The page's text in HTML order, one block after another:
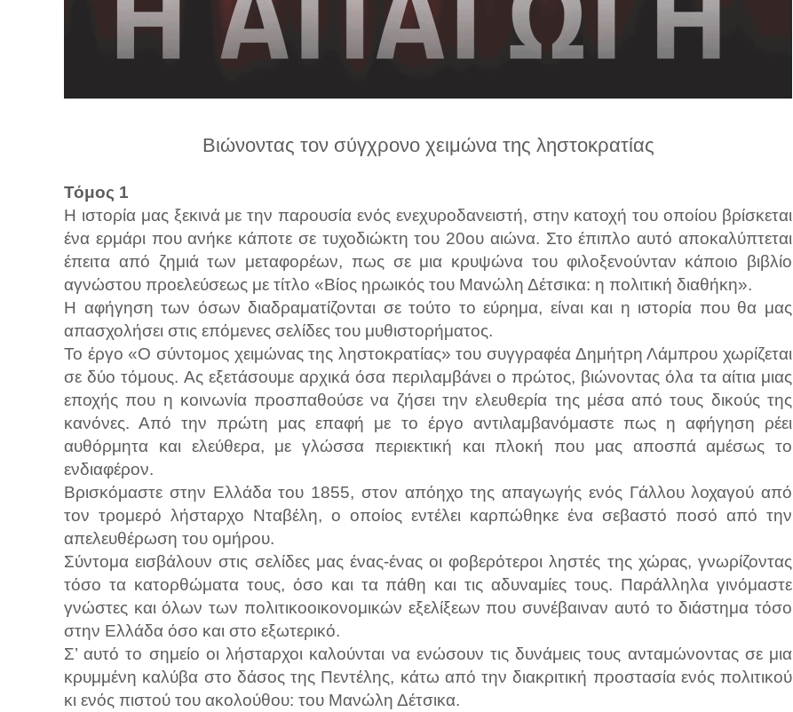
Βιώνοντας τον σύγχρονο χειμώνα της ληστοκρατίας
Τόμος 1
Η ιστορία μας ξεκινά με την παρουσία ενός ενεχυροδανειστή, στην κατοχή του οποίου βρίσκεται
ένα ερμάρι που ανήκε κάποτε σε τυχοδιώκτη του 20ου αιώνα. Στο έπιπλο αυτό αποκαλύπτεται
έπειτα από ζημιά των μεταφορέων, πως σε μια κρυψώνα του φιλοξενούνταν κάποιο βιβλίο
αγνώστου προελεύσεως με τίτλο «Βίος ηρωικός του Μανώλη Δέτσικα: η πολιτική διαθήκη».
Η αφήγηση των όσων διαδραματίζονται σε τούτο το εύρημα, είναι και η ιστορία που θα μας
απασχολήσει στις επόμενες σελίδες του μυθιστορήματος.
Το έργο «Ο σύντομος χειμώνας της ληστοκρατίας» του συγγραφέα Δημήτρη Λάμπρου χωρίζεται
σε δύο τόμους. Ας εξετάσουμε αρχικά όσα περιλαμβάνει ο πρώτος, βιώνοντας όλα τα αίτια μιας
εποχής που η κοινωνία προσπαθούσε να ζήσει την ελευθερία της μέσα από τους δικούς της
κανόνες. Από την πρώτη μας επαφή με το έργο αντιλαμβανόμαστε πως η αφήγηση ρέει
αυθόρμητα και ελεύθερα, με γλώσσα περιεκτική και πλοκή που μας αποσπά αμέσως το
ενδιαφέρον.
Βρισκόμαστε στην Ελλάδα του 1855, στον απόηχο της απαγωγής ενός Γάλλου λοχαγού από
τον τρομερό λήσταρχο Νταβέλη, ο οποίος εντέλει καρπώθηκε ένα σεβαστό ποσό από την
απελευθέρωση του ομήρου.
Σύντομα εισβάλουν στις σελίδες μας ένας-ένας οι φοβερότεροι ληστές της χώρας, γνωρίζοντας
τόσο τα κατορθώματα τους, όσο και τα πάθη και τις αδυναμίες τους. Παράλληλα γινόμαστε
γνώστες και όλων των πολιτικοοικονομικών εξελίξεων που συνέβαιναν αυτό το διάστημα τόσο
στην Ελλάδα όσο και στο εξωτερικό.
Σ’ αυτό το σημείο οι λήσταρχοι καλούνται να ενώσουν τις δυνάμεις τους ανταμώνοντας σε μια
κρυμμένη καλύβα στο δάσος της Πεντέλης, κάτω από την διακριτική προστασία ενός πολιτικού
κι ενός πιστού του ακολούθου: του Μανώλη Δέτσικα.